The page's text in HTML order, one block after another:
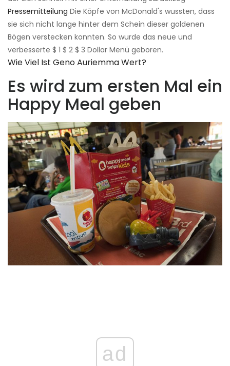
Pressemitteilung Die Köpfe von McDonald's wussten, dass
sie sich nicht lange hinter dem Schein dieser goldenen
Bögen verstecken konnten. So wurde das neue und
verbesserte $ 1 $ 2 $ 3 Dollar Menü geboren.
Wie Viel Ist Geno Auriemma Wert?
Es wird zum ersten Mal ein
Happy Meal geben
ad